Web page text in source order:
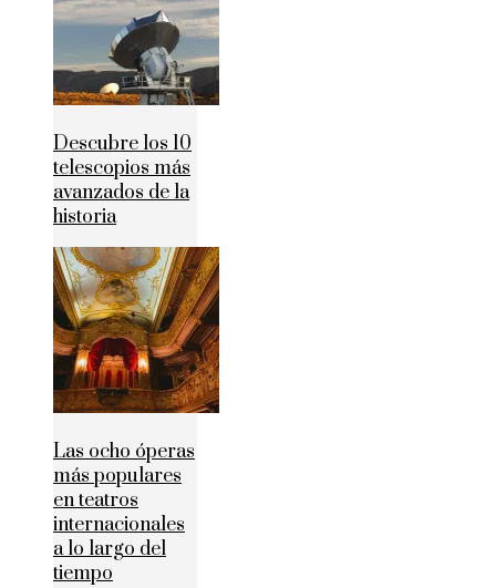
Descubre los 10
telescopios más
avanzados de la
historia
Las ocho óperas
más populares
en teatros
internacionales
a lo largo del
tiempo